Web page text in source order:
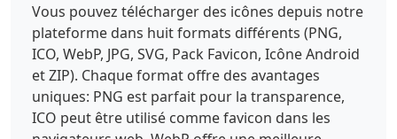
Vous pouvez télécharger des icônes depuis notre
plateforme dans huit formats différents (PNG,
ICO, WebP, JPG, SVG, Pack Favicon, Icône Android
et ZIP). Chaque format offre des avantages
uniques: PNG est parfait pour la transparence,
ICO peut être utilisé comme favicon dans les